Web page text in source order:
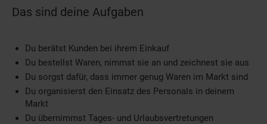
Das sind deine Aufgaben
Du berätst Kunden bei ihrem Einkauf
Du bestellst Waren, nimmst sie an und zeichnest sie aus
Du sorgst dafür, dass immer genug Waren im Markt sind
Du organisierst den Einsatz des Personals in deinem
Markt
Du übernimmst Tages- und Urlaubsvertretungen